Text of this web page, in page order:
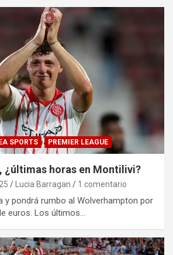
SPORTS PREMIER LEAGUE
¿últimas horas en Montilivi?
Lucia Barragan 1 comentario
y pondrá rumbo al Wolverhampton por
euros. Los últimos…